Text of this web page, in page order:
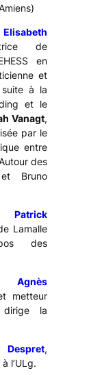
Elisabeth
de
en
et
suite à la
et le
Vanagt,
par le
entre
des
et Bruno
Patrick
Lamalle
des
Agnès
metteur
la
Despret,
l’ULg.